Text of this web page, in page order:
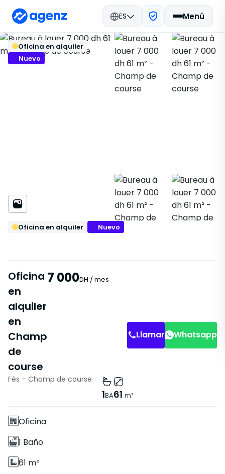
ES Menú
Volver
Bienes raíces en Marruecos
Alquilar Fès
Champ de course
348816
Guardar
Oficina en alquiler
Nuevo
Oficina en alquiler Nuevo
Oficina
en
alquiler
en
Champ
de
course
7 000DH / mes
Fès – Champ de course
1BA61 m²
Llamar Whatsapp
Características
Oficina
1 Baño
61 m²